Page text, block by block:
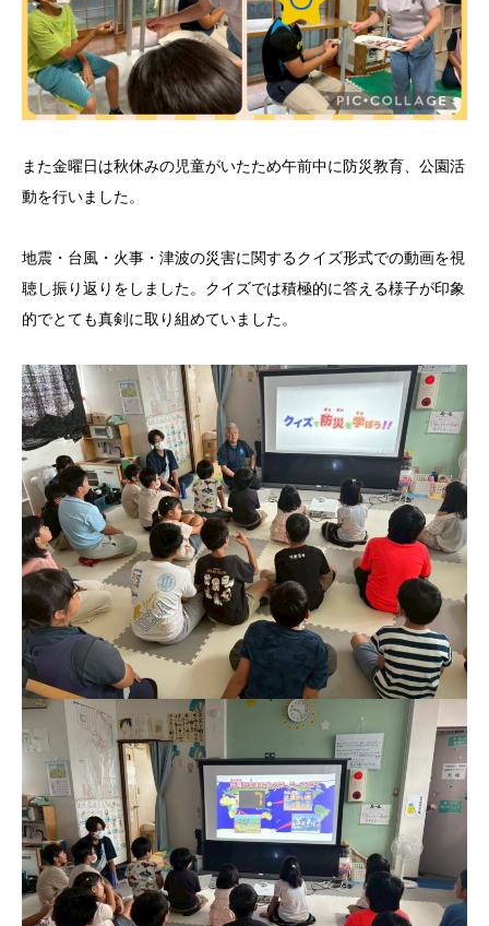
また金曜日は秋休みの児童がいたため午前中に防災教育、公園活
動を行いました。
地震・台風・火事・津波の災害に関するクイズ形式での動画を視
聴し振り返りをしました。クイズでは積極的に答える様子が印象
的でとても真剣に取り組めていました。